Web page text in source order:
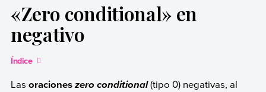
«Zero conditional» en
negativo
Índice
Las oracioneszero conditional (tipo 0) negativas, al